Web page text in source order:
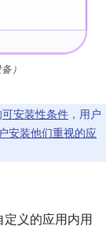
）
可安装性条件 ，用户
安装他们重视的应
义的应用内用